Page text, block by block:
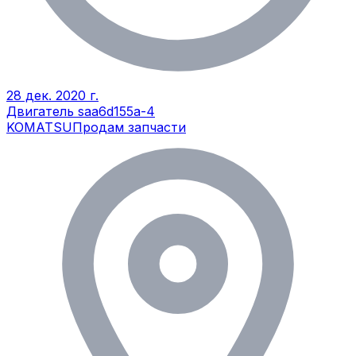
28 дек. 2020 г.
Двигатель saa6d155a-4
KOMATSUПродам запчасти